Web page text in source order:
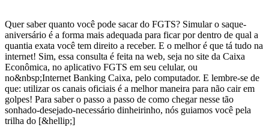
Quer saber quanto você pode sacar do FGTS? Simular o saque-
aniversário é a forma mais adequada para ficar por dentro de qual a
quantia exata você tem direito a receber. E o melhor é que tá tudo na
internet! Sim, essa consulta é feita na web, seja no site da Caixa
Econômica, no aplicativo FGTS em seu celular, ou
no&nbsp;Internet Banking Caixa, pelo computador. E lembre-se de
que: utilizar os canais oficiais é a melhor maneira para não cair em
golpes! Para saber o passo a passo de como chegar nesse tão
sonhado-desejado-necessário dinheirinho, nós guiamos você pela
trilha do [&hellip;]